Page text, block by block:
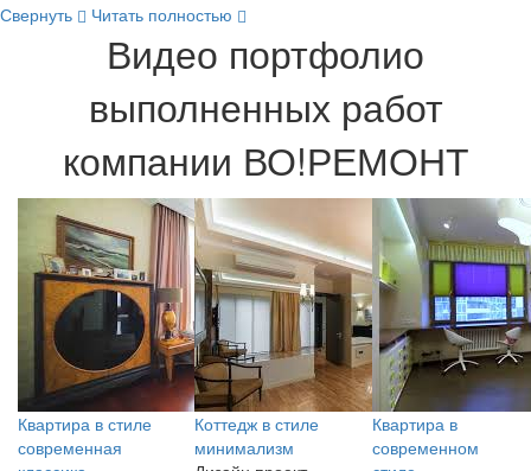
Свернуть
Читать полностью
Видео портфолио
выполненных работ
компании ВО!РЕМОНТ
Квартира в стиле
современная
Коттедж в стиле
минимализм
Квартира в
современном